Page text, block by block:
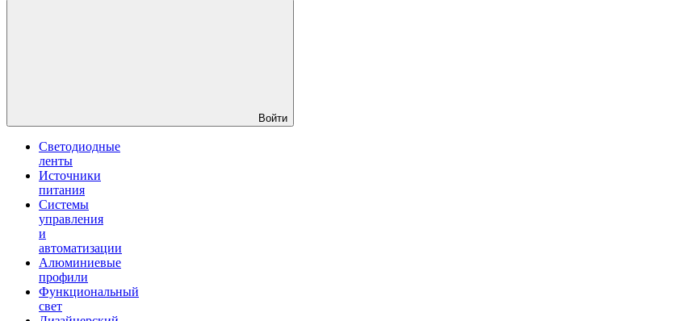
Войти
Светодиодные
ленты
Источники
питания
Системы
управления
и
автоматизации
Алюминиевые
профили
Функциональный
свет